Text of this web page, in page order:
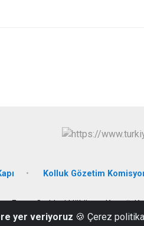
Kolluk Gözetim
Ergen Caddesi Hükümet Konağı
0352 712 10 15
yer veriyoruz 🍪 Çerez